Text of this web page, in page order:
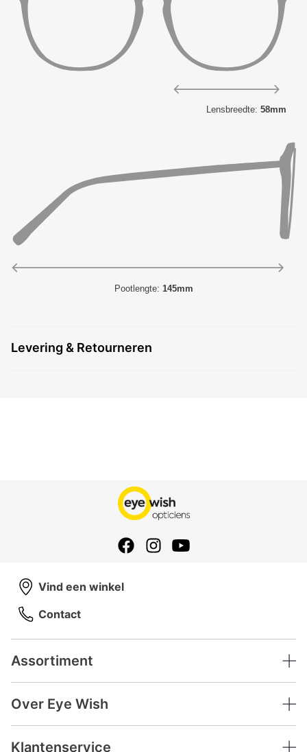
Lensbreedte: 58mm
Pootlengte: 145mm
Levering & Retourneren
Assortiment
Over Eye Wish
Klantenservice
Vind een winkel
Contact